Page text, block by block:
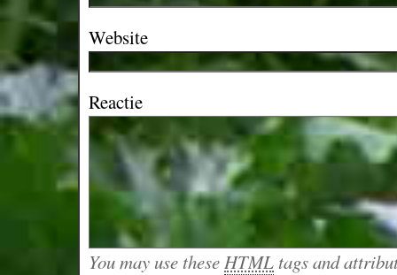
Website
Reactie
You may use theseHTML tags and